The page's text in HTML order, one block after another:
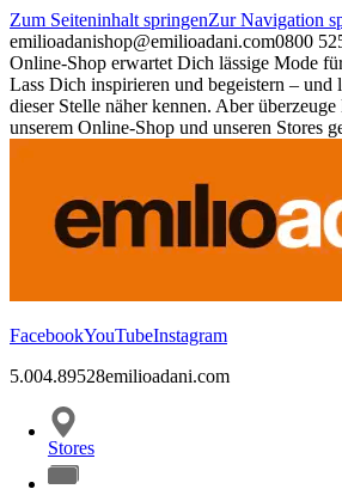
Zum Seiteninhalt springenZur Navigation
emilioadanishop@emilioadani.com0800
Online-Shop erwartet Dich lässige Mode
Lass Dich inspirieren und begeistern – und
dieser Stelle näher kennen. Aber
unserem Online-Shop und unseren Stores
FacebookYouTubeInstagram
5.004.89528emilioadani.com
Stores